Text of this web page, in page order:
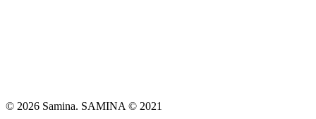
© 2026 Samina. SAMINA © 2021